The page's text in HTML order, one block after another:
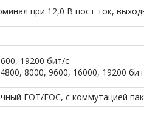
при 12,0 В пост ток,
19200 бит/с
8000, 9600, 16000, 19200
EOT/EOC, с коммутацией
срок аренды:
(без НДС):